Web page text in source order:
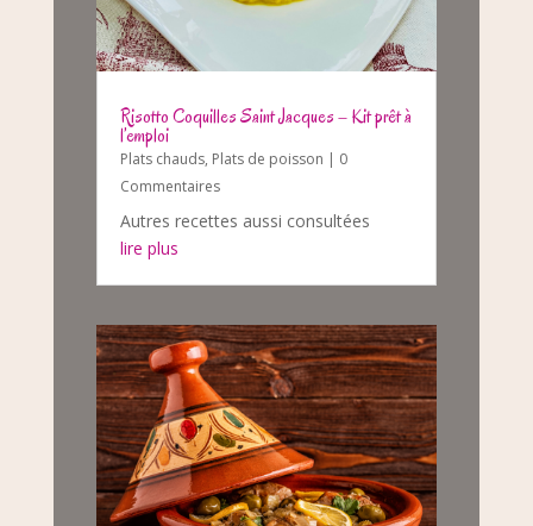
Risotto Coquilles Saint Jacques – Kit prêt à
l’emploi
Plats chauds, Plats de poisson | 0
Commentaires
Autres recettes aussi consultées
lire plus